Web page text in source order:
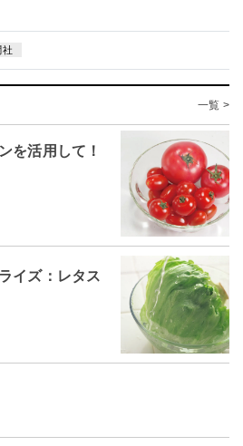
社
一覧 >
を活用して！
イズ：レタス